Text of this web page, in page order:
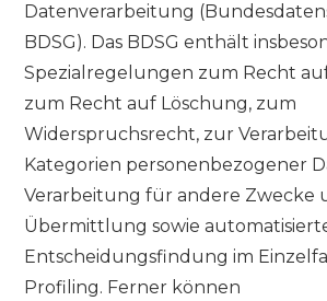
Datenverarbeitung
BDSG). Das BDSG enthält
Spezialregelungen zum Recht
zum Recht auf Löschung, zum
Widerspruchsrecht, zur
Kategorien personenbezogener
Verarbeitung für andere Zwecke
Übermittlung sowie
Entscheidungsfindung im
Profiling. Ferner können